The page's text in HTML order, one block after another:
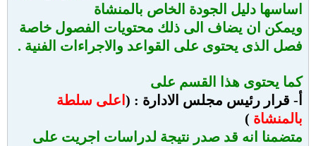
اساسها دليل الجودة الخاص بالمنشاة
ويمكن ان يضاف الى ذلك محتويات الفصول خاصة
فصل الذى يحتوى على القواعد والاجراءات الفنية .
كما يحتوى هذا القسم على
أ‌- قرار رئيس مجلس الادارة : ( اعلى سلطة
بالمنشاة )
متضمنا انه قد صدر نتيجة لدراسات اجريت على